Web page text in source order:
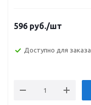
596 руб./шт
Доступно для заказа